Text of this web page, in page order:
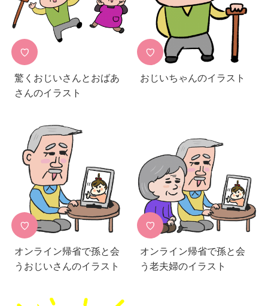
♡
驚くおじいさんとおばあ
さんのイラスト
♡
おじいちゃんのイラスト
♡
オンライン帰省で孫と会
うおじいさんのイラスト
♡
オンライン帰省で孫と会
う老夫婦のイラスト